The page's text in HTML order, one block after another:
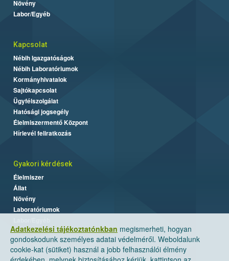
Adatkezelési tájékoztatónkban megismerheti, hogyan
gondoskodunk személyes adatai védelméről. Weboldalunk
cookie-kat (sütiket) használ a jobb felhasználói élmény
Növény
Labor/Egyéb
Kapcsolat
Nébih Igazgatóságok
Nébih Laboratóriumok
Kormányhivatalok
Sajtókapcsolat
Ügyfélszolgálat
Hatósági jogsegély
Élelmiszermentő Központ
Hírlevél feliratkozás
Gyakori kérdések
Élelmiszer
Állat
Növény
Laboratóriumok